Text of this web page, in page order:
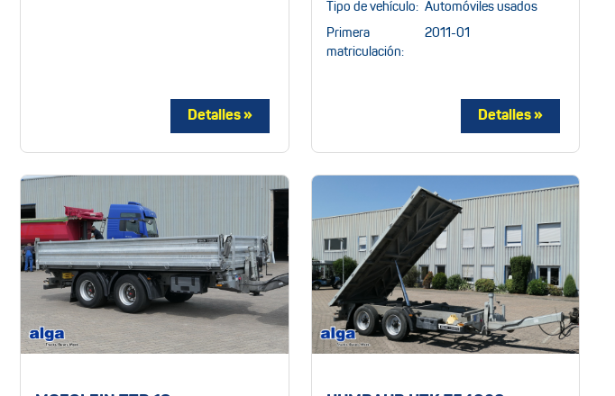
Tipo de vehículo: Automóviles usados
Primera
matriculación:
2011-01